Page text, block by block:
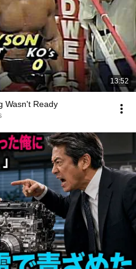
13:52
Wasn't Ready